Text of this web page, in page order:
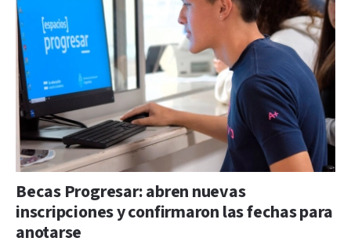
Becas Progresar: abren nuevas
inscripciones y confirmaron las fechas para
anotarse